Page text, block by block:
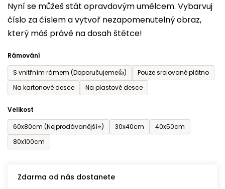
Nyní se můžeš stát opravdovým umělcem. Vybarvuj
číslo za číslem a vytvoř nezapomenutelný obraz,
který máš právě na dosah štětce!
Rámování
S vnitřním rámem (Doporučujeme👍)
Pouze srolované plátno
Na kartonové desce
Na plastové desce
Velikost
60x80cm (Nejprodávanější⭐)
30x40cm
40x50cm
80x100cm
Zdarma od nás dostanete
produktu
je
0,0
5
hvězdiček.